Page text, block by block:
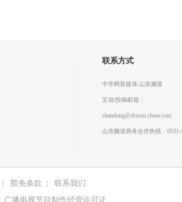
联系方式
中华网新媒体 山东频道
互动/投稿邮箱：
shandong@zhixun.china.com
山东频道商务合作热线：
| 豁免条款 |
联系我们
广播电视节目制作经营许可证